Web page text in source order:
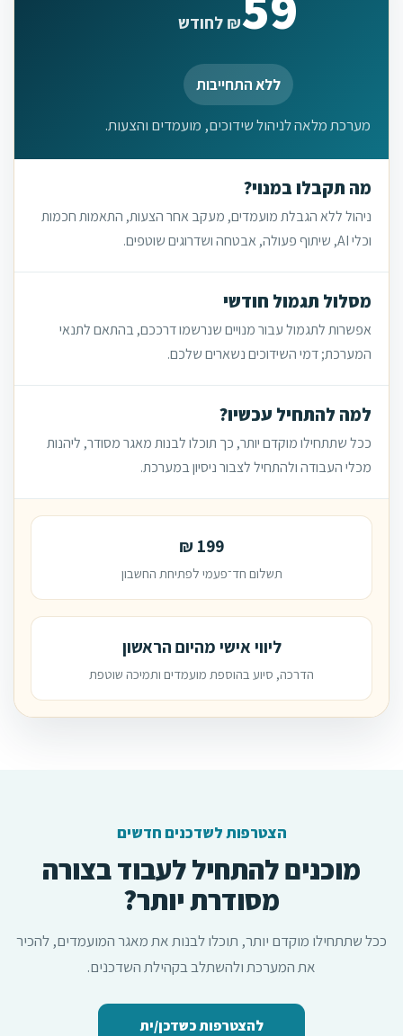
₪ לחודש
ללא התחייבות
מערכת מלאה לניהול שידוכים, מועמדים והצעות.
מה תקבלו במנוי?
ניהול ללא הגבלת מועמדים, מעקב אחר הצעות, התאמות חכמות
וכלי AI, שיתוף פעולה, אבטחה ושדרוגים שוטפים.
מסלול תגמול חודשי
אפשרות לתגמול עבור מנויים שנרשמו דרככם, בהתאם לתנאי
המערכת; דמי השידוכים נשארים שלכם.
למה להתחיל עכשיו?
ככל שתתחילו מוקדם יותר, כך תוכלו לבנות מאגר מסודר, ליהנות
מכלי העבודה ולהתחיל לצבור ניסיון במערכת.
199 ₪
תשלום חד־פעמי לפתיחת החשבון
ליווי אישי מהיום הראשון
הדרכה, סיוע בהוספת מועמדים ותמיכה שוטפת
הצטרפות לשדכנים חדשים
מוכנים להתחיל לעבוד בצורה
מסודרת יותר?
ככל שתתחילו מוקדם יותר, תוכלו לבנות את מאגר המועמדים, להכיר
את המערכת ולהשתלב בקהילת השדכנים.
להצטרפות כשדכן/ית